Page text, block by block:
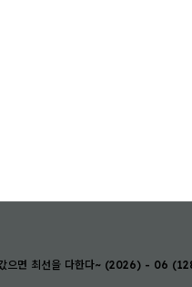
으면 최선을 다한다~ (2026) - 06